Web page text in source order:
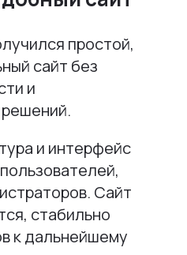
простой,
сайт без
и
и интерфейс
Сайт
стабильно
к дальнейшему